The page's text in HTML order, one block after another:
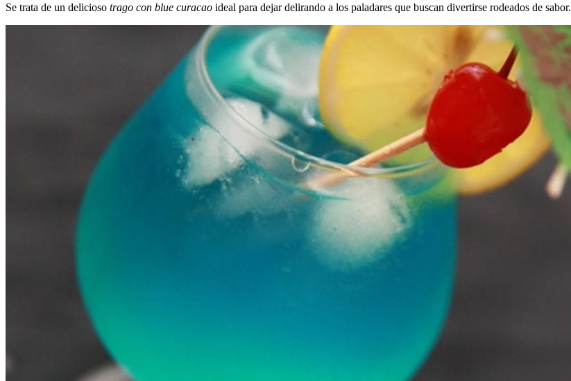
Se trata de un delicioso trago con blue curacao ideal para dejar delirando a los paladares que buscan divertirse rodeados de sabor.